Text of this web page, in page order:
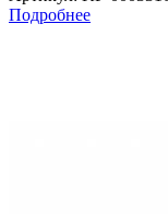
Подробнее